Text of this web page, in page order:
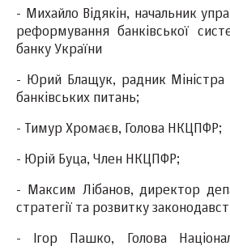
- Михайло Відякін, начальник
реформування банківської
банку України
- Юрий Блащук, радник Міністра
банківських питань;
- Тимур Хромаєв, Голова НКЦПФР;
- Юрій Буца, Член НКЦПФР;
- Максим Лібанов, директор
стратегії та розвитку
- Ігор Пашко, Голова